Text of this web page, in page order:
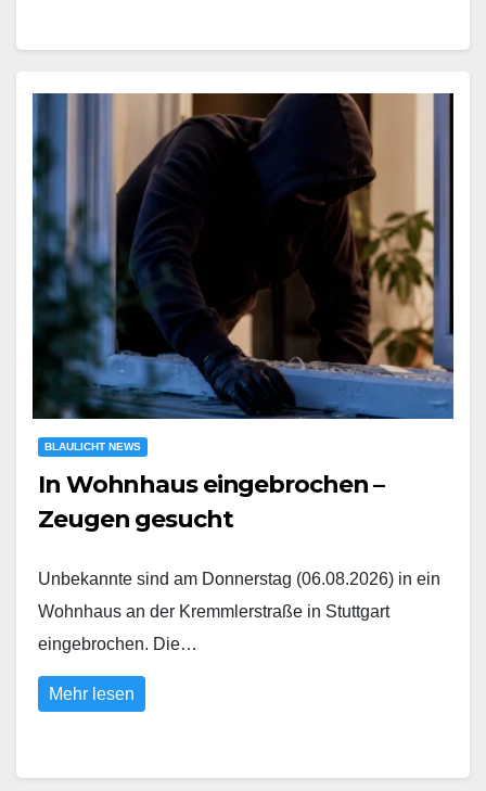
BLAULICHT NEWS
In Wohnhaus eingebrochen –
Zeugen gesucht
Unbekannte sind am Donnerstag (06.08.2026) in ein
Wohnhaus an der Kremmlerstraße in Stuttgart
eingebrochen. Die…
Mehr lesen